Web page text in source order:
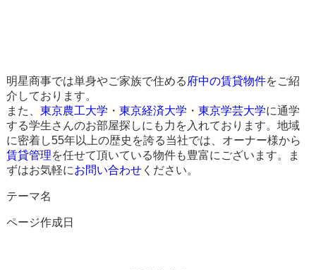
明星商事では単身やご家族で住める 府中の賃貸物件をご紹
介しております。
また、 東京農工大学 ・ 東京経済大学 ・ 東京学芸大学に通学
する学生さんのお部屋探しにも力を入れております。地域
に密着し55年以上の歴史を誇る当社では、オーナー様から
賃貸管理を任せて頂いている物件も豊富にございます。ま
ずはお気軽にお問い合わせください。
テーマ名
ページ作成日